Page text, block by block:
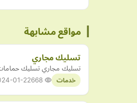
مواقع مشابهة
تسليك مجاري
تسليك مجاري تسليك
خدمات 01-22